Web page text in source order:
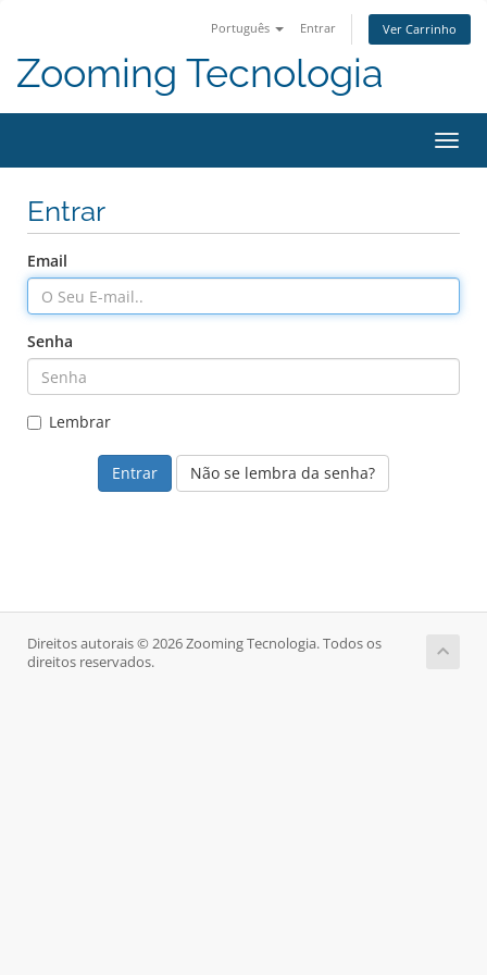
Português Entrar Ver Carrinho
Zooming Tecnologia
Entrar
Email
Senha
Lembrar
Não se lembra da senha?
Direitos autorais © 2026 Zooming Tecnologia. Todos os
direitos reservados.